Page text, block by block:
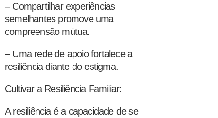
– Compartilhar experiências
semelhantes promove uma
compreensão mútua.
– Uma rede de apoio fortalece a
resiliência diante do estigma.
Cultivar a Resiliência Familiar:
A resiliência é a capacidade de se